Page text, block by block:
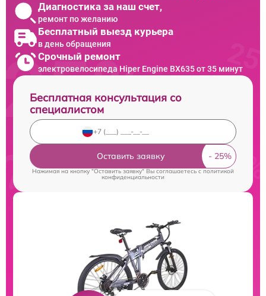
Диагностика за наш счет,
ремонт по желанию
Бесплатный выезд курьера
в день обращения
Срочный ремонт
электровелосипеда Hiper Engine BX635 от 35 минут
Бесплатная консультация со
специалистом
Оставить заявку
Нажимая на кнопку "Оставить заявку" Вы соглашаетесь cполитикой
конфиденциальности